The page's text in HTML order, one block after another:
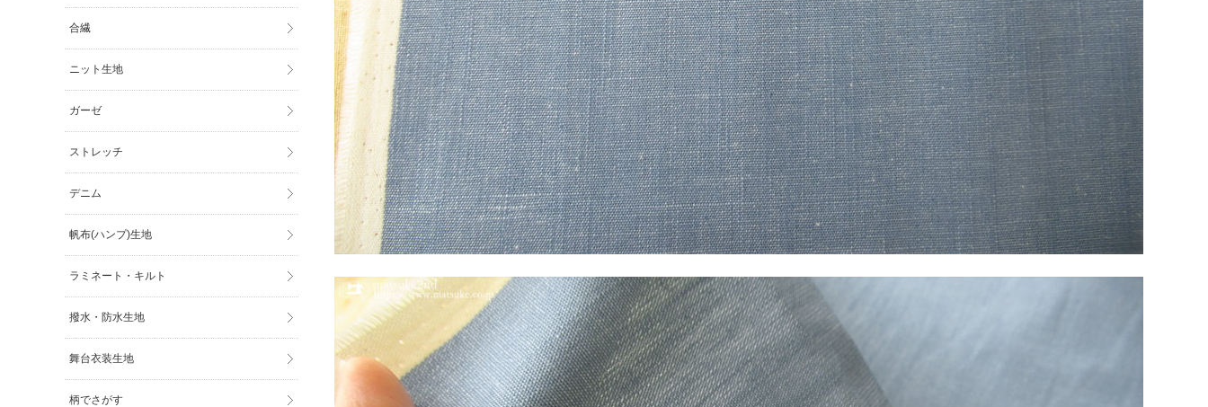
合繊
ニット生地
ガーゼ
ストレッチ
デニム
帆布(ハンプ)生地
ラミネート・キルト
撥水・防水生地
舞台衣装生地
柄でさがす